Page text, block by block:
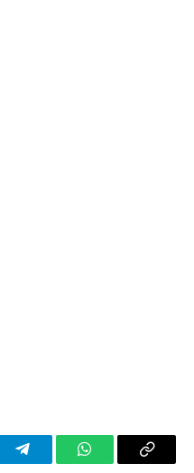
TelegramWhatsAppCopy